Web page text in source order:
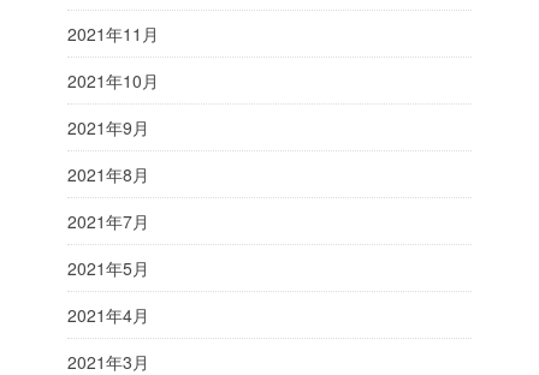
2021年11月
2021年10月
2021年9月
2021年8月
2021年7月
2021年5月
2021年4月
2021年3月